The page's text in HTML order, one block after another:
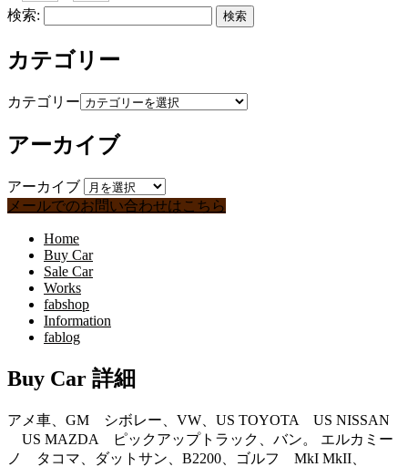
検索:
カテゴリー
カテゴリー
アーカイブ
アーカイブ
メールでのお問い合わせはこちら
Home
Buy Car
Sale Car
Works
fabshop
Information
fablog
Buy Car 詳細
アメ車、GM シボレー、VW、US TOYOTA US NISSAN
US MAZDA ピックアップトラック、バン。 エルカミー
ノ タコマ、ダットサン、B2200、ゴルフ MkI MkII、